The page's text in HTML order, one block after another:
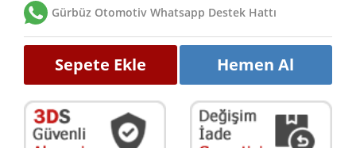
Gürbüz Otomotiv Whatsapp Destek Hattı
Sepete Ekle Hemen Al